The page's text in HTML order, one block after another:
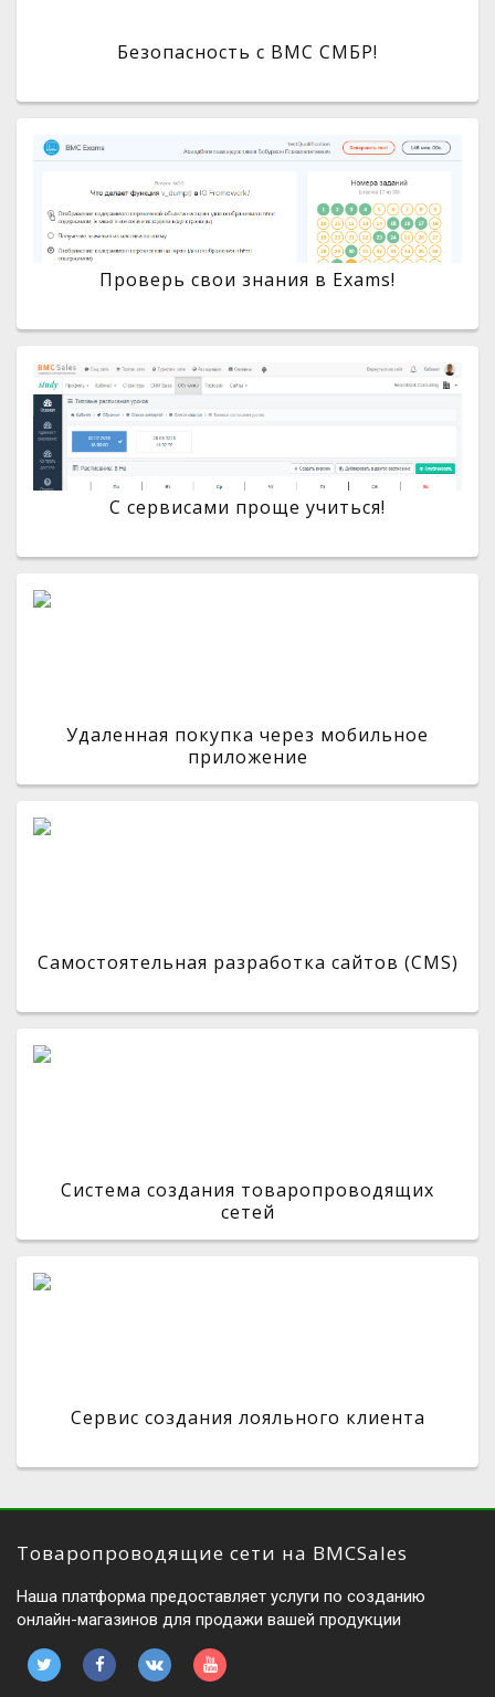
Безопасность с BMC СМБР!
Проверь свои знания в Exams!
С сервисами проще учиться!
Удаленная покупка через мобильное
приложение
Самостоятельная разработка сайтов (CMS)
Система создания товаропроводящих
сетей
Сервис создания лояльного клиента
Товаропроводящие сети на BMCSales
Наша платформа предоставляет услуги по созданию
онлайн-магазинов для продажи вашей продукции